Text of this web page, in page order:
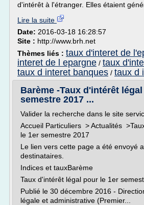
d'intérêt à l'étranger. Elles étaient
Lire la suite
Date: 2016-03-18 16:28:57
Site : http://www.brh.net
Thèmes liés : taux d'interet de
interet de l epargne / taux
taux d interet banques / taux d
Barème -Taux d'intérêt
semestre 2017 ...
Valider la recherche dans le site
Accueil Particuliers > Actualités
le 1er semestre 2017
Le lien vers cette page a été envoyé
destinataires.
Indices et tauxBarème
Taux d'intérêt légal pour le 1er
Publié le 30 décembre 2016 -
légale et administrative (Premier...